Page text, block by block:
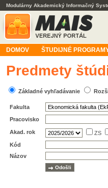
Modulárny Akademický Informačný
DOMOV ŠTUDIJNÉ
Predmety
Základné vyhľadávanie
Fakulta
Pracovisko
Akad. rok ZS
Kód
Názov